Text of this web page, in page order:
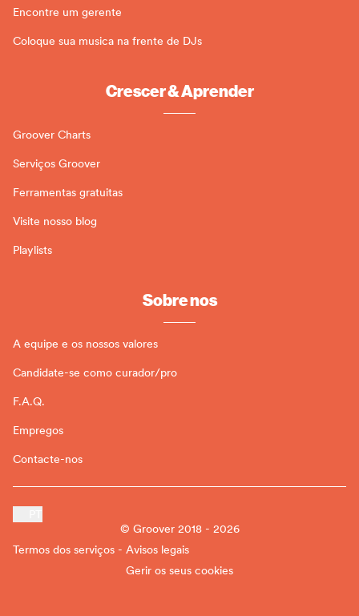
Encontre um gerente
Coloque sua musica na frente de DJs
Crescer & Aprender
Groover Charts
Serviços Groover
Ferramentas gratuitas
Visite nosso blog
Playlists
Sobre nos
A equipe e os nossos valores
Candidate-se como curador/pro
F.A.Q.
Empregos
Contacte-nos
© Groover 2018 - 2026
Termos dos serviços - Avisos legais
Gerir os seus cookies